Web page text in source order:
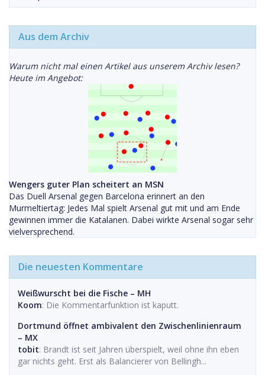
Aus dem Archiv
Warum nicht mal einen Artikel aus unserem Archiv lesen?
Heute im Angebot:
Wengers guter Plan scheitert an MSN
Das Duell Arsenal gegen Barcelona erinnert an den
Murmeltiertag: Jedes Mal spielt Arsenal gut mit und am Ende
gewinnen immer die Katalanen. Dabei wirkte Arsenal sogar sehr
vielversprechend.
Die neuesten Kommentare
Weißwurscht bei die Fische – MH
Koom: Die Kommentarfunktion ist kaputt.
Dortmund öffnet ambivalent den Zwischenlinienraum
– MX
tobit: Brandt ist seit Jahren überspielt, weil ohne ihn eben
gar nichts geht. Erst als Balancierer von Bellingh...